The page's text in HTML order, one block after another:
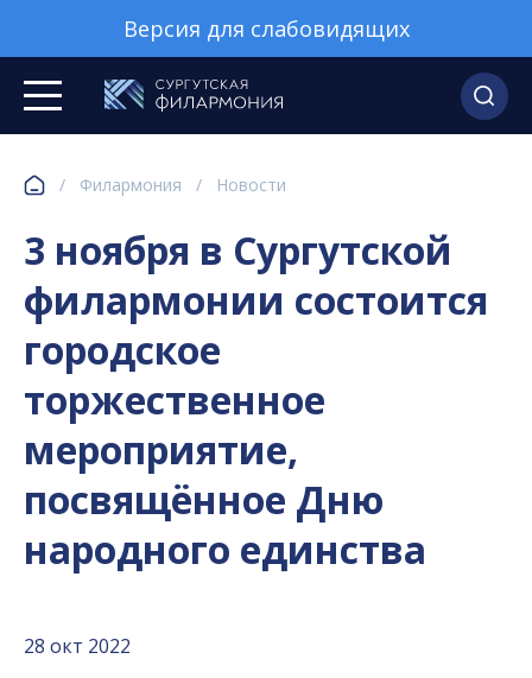
Версия для слабовидящих
/ Филармония / Новости
3 ноября в Сургутской
филармонии состоится
городское
торжественное
мероприятие,
посвящённое Дню
народного единства
28 окт 2022